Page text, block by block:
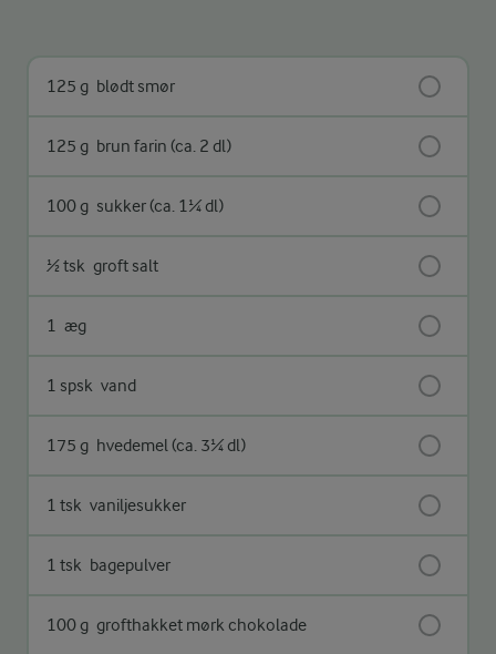
125 g blødt smør
125 g brun farin (ca. 2 dl)
100 g sukker (ca. 1¼ dl)
½ tsk groft salt
1 æg
1 spsk vand
175 g hvedemel (ca. 3¼ dl)
1 tsk vaniljesukker
1 tsk bagepulver
100 g grofthakket mørk chokolade